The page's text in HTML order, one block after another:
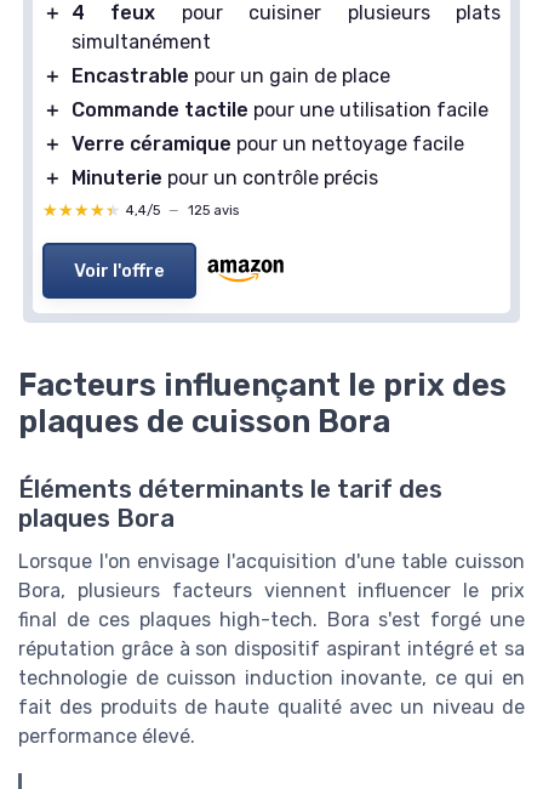
＋ 4 feux pour cuisiner plusieurs plats
simultanément
＋
Encastrable pour un gain de place
＋
Commande tactile pour une utilisation facile
＋ Verre céramique pour un nettoyage facile
＋
Minuterie pour un contrôle précis
★★★★★
★★★★★ 4,4/5 — 125 avis
Voir l'offre
Facteurs influençant le prix des
plaques de cuisson Bora
Éléments déterminants le tarif des
plaques Bora
Lorsque l'on envisage l'acquisition d'une table cuisson
Bora, plusieurs facteurs viennent influencer le prix
final de ces plaques high-tech. Bora s'est forgé une
réputation grâce à son dispositif aspirant intégré et sa
technologie de cuisson induction inovante, ce qui en
fait des produits de haute qualité avec un niveau de
performance élevé.